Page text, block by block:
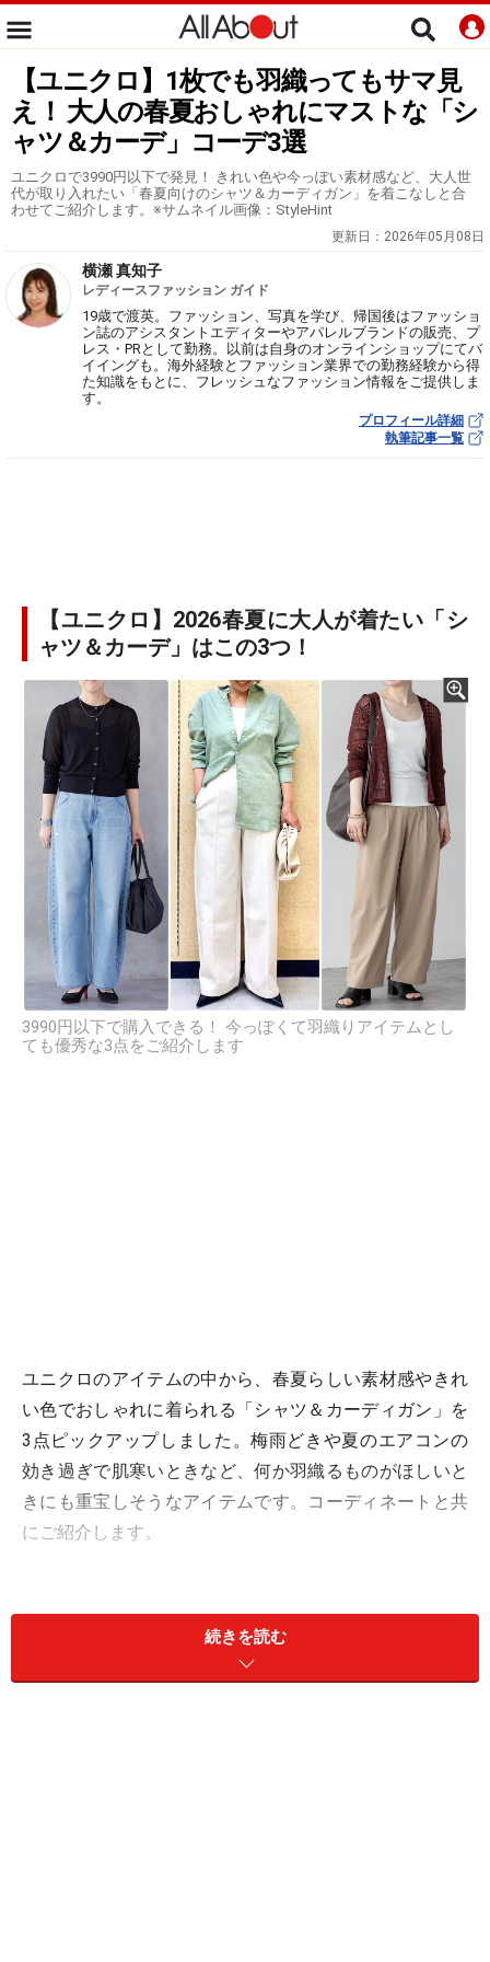
【ユニクロ】1枚でも羽織ってもサマ見
え！ 大人の春夏おしゃれにマストな「シ
ャツ＆カーデ」コーデ3選
ユニクロで3990円以下で発見！ きれい色や今っぽい素材感など、大人世
代が取り入れたい「春夏向けのシャツ＆カーディガン」を着こなしと合
わせてご紹介します。※サムネイル画像：StyleHint
更新日： 2026年05月08日
横瀬 真知子
レディースファッション ガイド
19歳で渡英。ファッション、写真を学び、帰国後はファッショ
ン誌のアシスタントエディターやアパレルブランドの販売、プ
レス・PRとして勤務。以前は自身のオンラインショップにてバ
イイングも。海外経験とファッション業界での勤務経験から得
た知識をもとに、フレッシュなファッション情報をご提供しま
す。
プロフィール詳細
執筆記事一覧
【ユニクロ】2026春夏に大人が着たい「シ
ャツ＆カーデ」はこの3つ！
3990円以下で購入できる！ 今っぽくて羽織りアイテムとし
ても優秀な3点をご紹介します
ユニクロのアイテムの中から、春夏らしい素材感やきれ
い色でおしゃれに着られる「シャツ＆カーディガン」を
3点ピックアップしました。梅雨どきや夏のエアコンの
効き過ぎで肌寒いときなど、何か羽織るものがほしいと
きにも重宝しそうなアイテムです。コーディネートと共
にご紹介します。
2. ゆるっとサイズが今っぽい「メンズのリネンシャツ」
続きを読む